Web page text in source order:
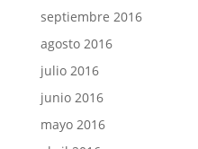
septiembre 2016
agosto 2016
julio 2016
junio 2016
mayo 2016